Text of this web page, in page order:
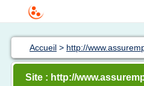
Accueil > http://
Site : http://